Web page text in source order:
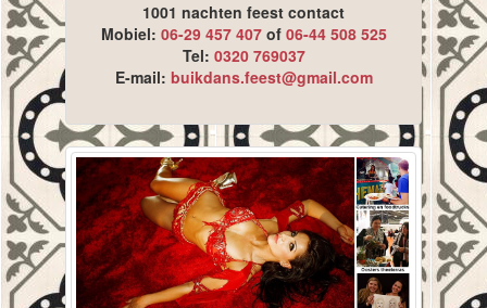
1001 nachten feest contact
Mobiel: 06-29 457 407of 06-44 508 525
Tel: 0320 769037
E-mail: buikdans.feest@gmail.com